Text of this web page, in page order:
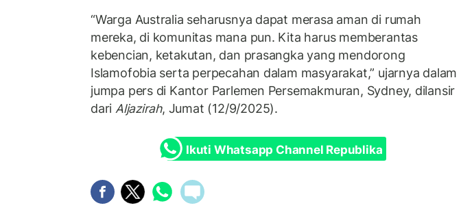
“Warga Australia seharusnya dapat merasa aman di rumah
mereka, di komunitas mana pun. Kita harus memberantas
kebencian, ketakutan, dan prasangka yang mendorong
Islamofobia serta perpecahan dalam masyarakat,” ujarnya dalam
jumpa pers di Kantor Parlemen Persemakmuran, Sydney, dilansir
dari Aljazirah, Jumat (12/9/2025).
Ikuti Whatsapp Channel Republika